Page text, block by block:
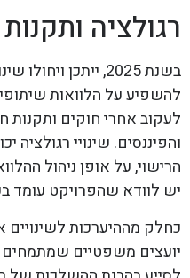
רגולציה
בשנת 2025, ייתכן
להשפיע על הלוואות
לעקוב אחרי חוקים ותקנות
והפיננסים. שינויי רגולציה
הרישוי, על אופן ניהול
יש לוודא שהפרויקט עומד
כחלק מההיערכות
יועצים משפטיים שמתמחים